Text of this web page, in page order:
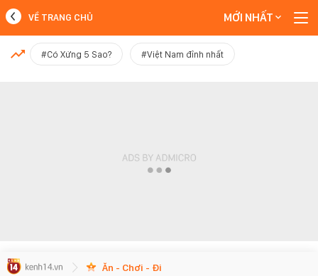
MỚI NHẤT
VỀ TRANG CHỦ MỚI NHẤT
#Có Xứng 5 Sao? #Việt Nam đỉnh nhất
Ăn - Chơi - Đi